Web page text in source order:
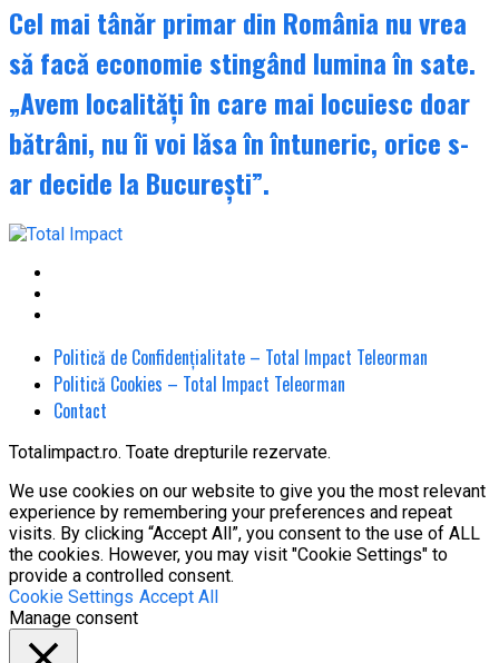
Cel mai tânăr primar din România nu vrea
să facă economie stingând lumina în sate.
„Avem localități în care mai locuiesc doar
bătrâni, nu îi voi lăsa în întuneric, orice s-
ar decide la București”.
Politică de Confidențialitate – Total Impact Teleorman
Politică Cookies – Total Impact Teleorman
Contact
Totalimpact.ro. Toate drepturile rezervate.
We use cookies on our website to give you the most relevant
experience by remembering your preferences and repeat
visits. By clicking “Accept All”, you consent to the use of ALL
the cookies. However, you may visit "Cookie Settings" to
provide a controlled consent.
Cookie Settings Accept All
Manage consent